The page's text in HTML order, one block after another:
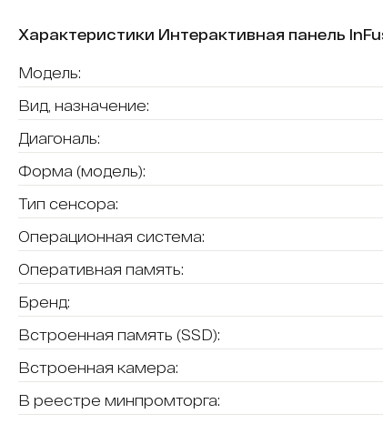
Характеристики Интерактивная панель
Модель:
Вид, назначение:
Диагональ:
Форма (модель):
Тип сенсора:
Операционная система:
Оперативная память:
Бренд:
Встроенная память (SSD):
Встроенная камера:
В реестре минпромторга: